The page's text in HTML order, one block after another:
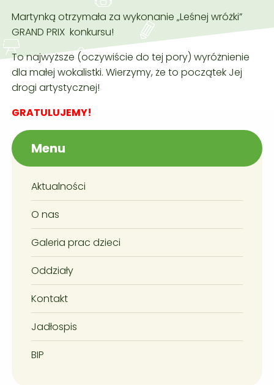
Menu
Aktualności
O nas
Galeria prac dzieci
Oddziały
Kontakt
Jadłospis
BIP
Martynką otrzymała za wykonanie „Leśnej wróżki”
GRAND PRIX konkursu!
To najwyższe (oczywiście do tej pory) wyróżnienie
dla małej wokalistki. Wierzymy, że to początek Jej
drogi artystycznej!
GRATULUJEMY!